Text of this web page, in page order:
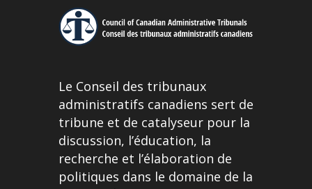
Le Conseil des tribunaux
administratifs canadiens sert de
tribune et de catalyseur pour la
discussion, l’éducation, la
recherche et l’élaboration de
politiques dans le domaine de la